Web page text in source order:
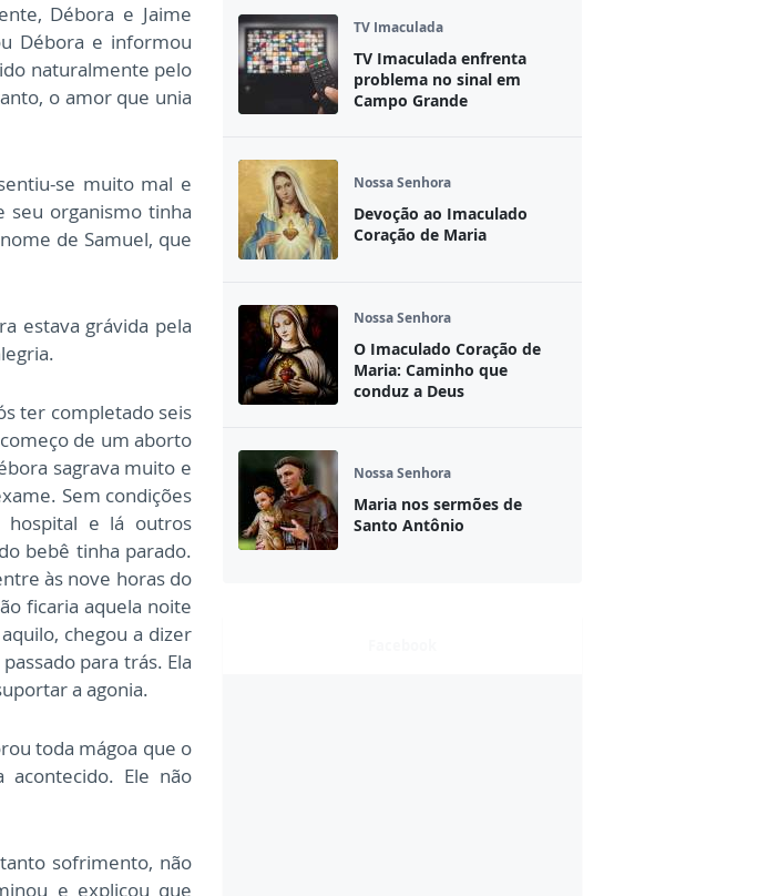
Débora e Jaime
Débora e informou
naturalmente pelo
o amor que unia
se muito mal e
seu organismo tinha
de Samuel, que
estava grávida pela
ter completado seis
de um aborto
sagrava muito e
Sem condições
hospital e lá outros
bebê tinha parado.
às nove horas do
ficaria aquela noite
chegou a dizer
para trás. Ela
a agonia.
toda mágoa que o
Ele não
sofrimento, não
e explicou que
TV Imaculada
TV Imaculada enfrenta
problema no sinal em
Campo Grande
Nossa Senhora
Devoção ao Imaculado
Coração de Maria
Nossa Senhora
O Imaculado Coração de
Maria: Caminho que
conduz a Deus
Nossa Senhora
Maria nos sermões de
Santo Antônio